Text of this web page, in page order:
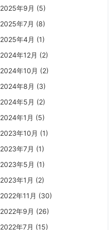
2025年9月 (5)
2025年7月 (8)
2025年4月 (1)
2024年12月 (2)
2024年10月 (2)
2024年8月 (3)
2024年5月 (2)
2024年1月 (5)
2023年10月 (1)
2023年7月 (1)
2023年5月 (1)
2023年1月 (2)
2022年11月 (30)
2022年9月 (26)
2022年7月 (15)